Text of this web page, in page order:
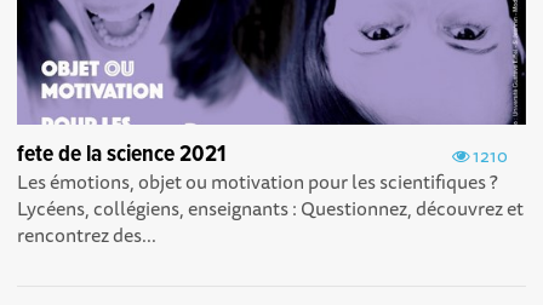
1210
fete de la science 2021
Les émotions, objet ou motivation pour les scientifiques ?
Lycéens, collégiens, enseignants : Questionnez, découvrez et
rencontrez des...